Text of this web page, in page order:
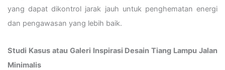
yang dapat dikontrol jarak jauh untuk penghematan energi
dan pengawasan yang lebih baik.
Studi Kasus atau Galeri Inspirasi Desain Tiang Lampu Jalan
Minimalis